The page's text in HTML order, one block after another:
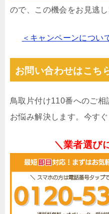
ので、この機会をお見逃し
＜キャンペーンについ
お問い合わせはこち
鳥取片付け110番へのご
お悩み解決します。今す
＼業者選び